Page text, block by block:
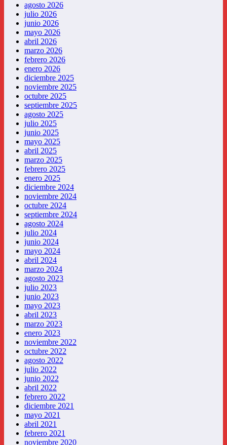
agosto 2026
julio 2026
junio 2026
mayo 2026
abril 2026
marzo 2026
febrero 2026
enero 2026
diciembre 2025
noviembre 2025
octubre 2025
septiembre 2025
agosto 2025
julio 2025
junio 2025
mayo 2025
abril 2025
marzo 2025
febrero 2025
enero 2025
diciembre 2024
noviembre 2024
octubre 2024
septiembre 2024
agosto 2024
julio 2024
junio 2024
mayo 2024
abril 2024
marzo 2024
agosto 2023
julio 2023
junio 2023
mayo 2023
abril 2023
marzo 2023
enero 2023
noviembre 2022
octubre 2022
agosto 2022
julio 2022
junio 2022
abril 2022
febrero 2022
diciembre 2021
mayo 2021
abril 2021
febrero 2021
noviembre 2020